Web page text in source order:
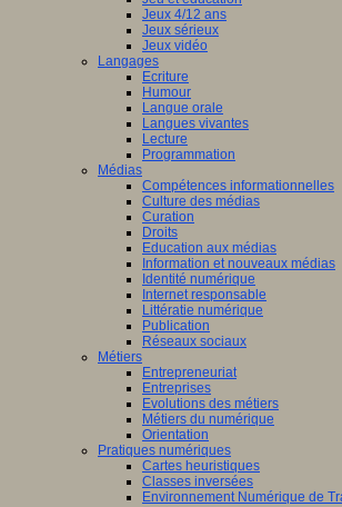
Jeux 4/12 ans
Jeux sérieux
Jeux vidéo
Langages
Ecriture
Humour
Langue orale
Langues vivantes
Lecture
Programmation
Médias
Compétences informationnelles
Culture des médias
Curation
Droits
Education aux médias
Information et nouveaux médias
Identité numérique
Internet responsable
Littératie numérique
Publication
Réseaux sociaux
Métiers
Entrepreneuriat
Entreprises
Evolutions des métiers
Métiers du numérique
Orientation
Pratiques numériques
Cartes heuristiques
Classes inversées
Environnement Numérique de